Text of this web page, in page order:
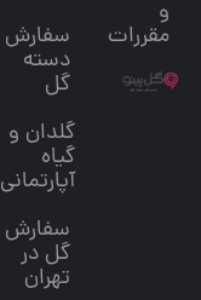
و
مقررات
سفارش
دسته
گل
گلدان و
گیاه
آپارتمانی
سفارش
گل در
تهران